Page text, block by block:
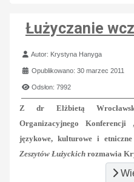
Łużyczanie
Szczegóły
Autor: Krystyna Hanyga
Opublikowano: 30 marzec 2011
Odsłon: 7992
Z dr Elżbietą
Organizacyjnego
językowe, kulturowe i
Zeszytów Łużyckich rozmawia